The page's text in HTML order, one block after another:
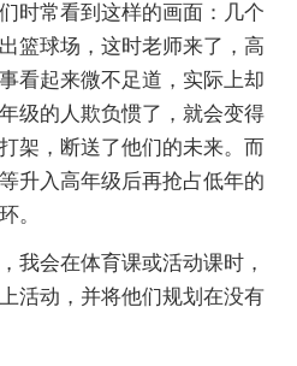
时常看到这样的画面：几个
篮球场，这时老师来了，高
看起来微不足道，实际上却
级的人欺负惯了，就会变得
架，断送了他们的未来。而
升入高年级后再抢占低年的
。
我会在体育课或活动课时，
活动，并将他们规划在没有